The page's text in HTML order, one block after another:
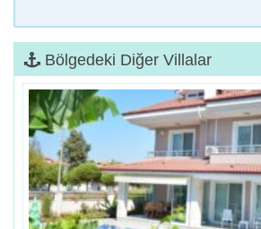
Bölgedeki Diğer Villalar